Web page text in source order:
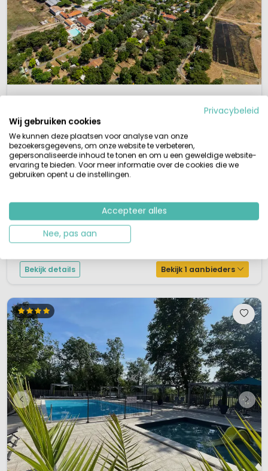
Poitou-Charentes, Frankrijk
S Buitenzwembad Aan zee
Buitenzwembad met kinderbad
Meer/recreatieplas in de buurt
Strand in de buurt
Animatieprogramma kinderen in hoogseizoen
groen terrein, op slechts enkele kilometers van de oceaan. Het verwamde
zwembad met groot terras vormt het hart van dit vakantiepark. Hier kun je
ontspannen of in het hoogseizoen een les aqua-aerobic volgen. Met 50
Bekijk details Bekijk 1 aanbieders
Privacybeleid
Wij gebruiken cookies
We kunnen deze plaatsen voor analyse van onze
bezoekersgegevens, om onze website te verbeteren,
gepersonaliseerde inhoud te tonen en om u een geweldige website-
ervaring te bieden. Voor meer informatie over de cookies die we
gebruiken opent u de instellingen.
Accepteer alles
Nee, pas aan